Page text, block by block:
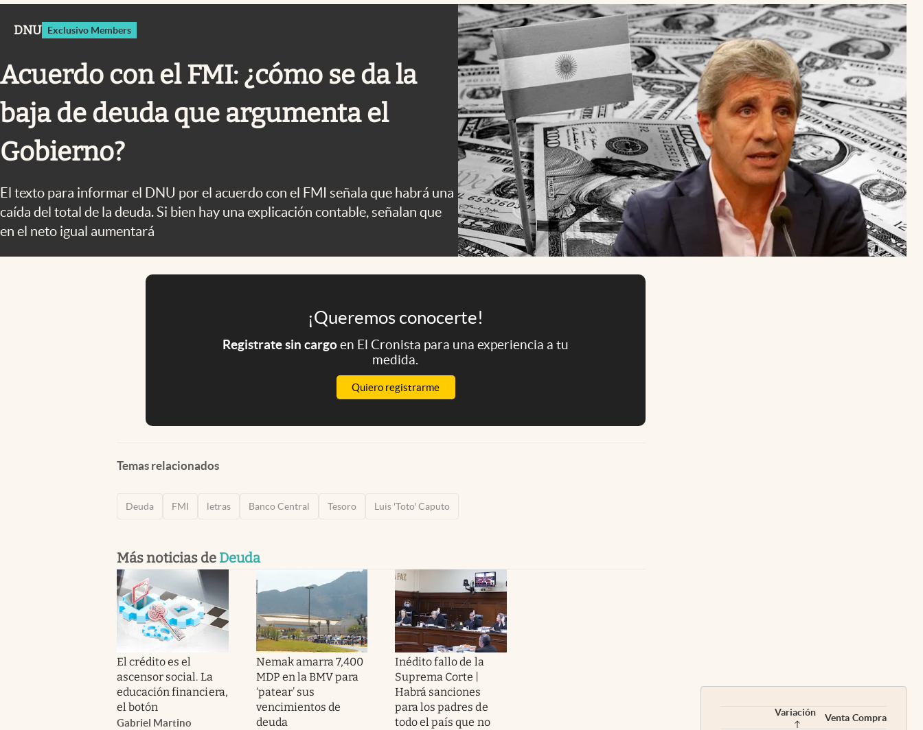
Uruguay
Infotechnology
Clase
Mundial 2026
Eventos Corporativos
El Cronista Studio
Mediakit
abre en nueva pestaña
DNU Exclusivo Members
Acuerdo con el FMI: ¿cómo se da la
baja de deuda que argumenta el
Gobierno?
El texto para informar el DNU por el acuerdo con el FMI señala que habrá una
caída del total de la deuda. Si bien hay una explicación contable, señalan que
en el neto igual aumentará
¡Queremos conocerte!
Registrate sin cargoen El Cronista para una experiencia a tu
medida.
Quiero registrarme
Temas relacionados
Deuda FMI letras Banco Central Tesoro Luis 'Toto' Caputo
Más noticias de Deuda
El crédito es el
ascensor social. La
educación financiera,
el botón
Gabriel Martino
Nemak amarra 7,400
MDP en la BMV para
‘patear’ sus
vencimientos de
deuda
Inédito fallo de la
Suprema Corte |
Habrá sanciones
para los padres de
todo el país que no
Variación Venta Compra